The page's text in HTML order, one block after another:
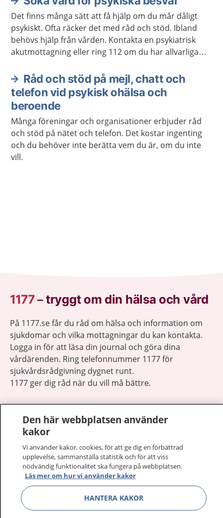
Det finns många sätt att få hjälp om du mår dåligt
psykiskt. Ofta räcker det med råd och stöd. Ibland
behövs hjälp från vården. Kontakta en psykiatrisk
akutmottagning eller ring 112 om du har allvarliga
Råd och stöd på mejl, chatt och
telefon vid psykisk ohälsa och
beroende
Många föreningar och organisationer erbjuder råd
och stöd på nätet och telefon. Det kostar ingenting
och du behöver inte berätta vem du är, om du inte
vill.
1177–tryggt om din hälsa och vård
På 1177.se får du råd om hälsa och information om
sjukdomar och vilka mottagningar du kan kontakta.
Logga in för att läsa din journal och göra dina
vårdärenden. Ring telefonnummer 1177 för
sjukvårdsrådgivning dygnet runt.
1177 ger dig råd när du vill må bättre.
1177 på flera språk
Om 1177
Kontakt Visa
Den här webbplatsen använder
kakor
Vi använder kakor, cookies, för att ge dig en förbättrad
upplevelse, sammanställa statistik och för att viss
nödvändig funktionalitet ska fungera på webbplatsen.
Läs mer om hur vi använder kakor
HANTERA KAKOR